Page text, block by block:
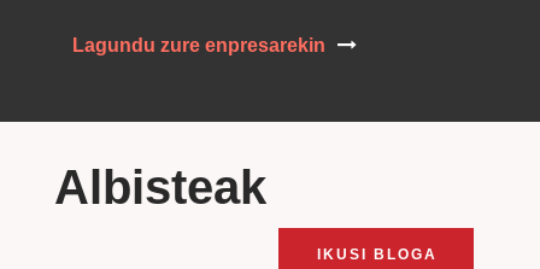
Lagundu zure enpresarekin
Albisteak
IKUSI BLOGA